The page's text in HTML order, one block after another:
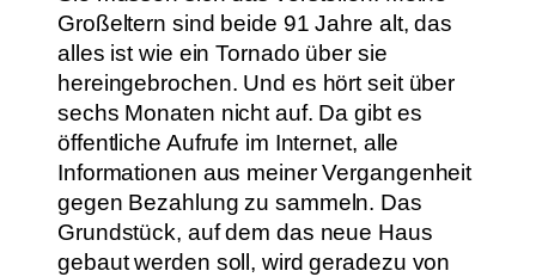
Großeltern sind beide 91 Jahre alt, das
alles ist wie ein Tornado über sie
hereingebrochen. Und es hört seit über
sechs Monaten nicht auf. Da gibt es
öffentliche Aufrufe im Internet, alle
Informationen aus meiner Vergangenheit
gegen Bezahlung zu sammeln. Das
Grundstück, auf dem das neue Haus
gebaut werden soll, wird geradezu von